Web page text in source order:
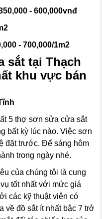
- 600,000vnđ
- 700,000/1m2
sắt tại Thạch
khu vực bán
5 thợ sơn sửa cửa sắt
bất kỳ lúc nào. Việc sơn
đặt trước. Để sáng hôm
trong ngày nhé.
của chúng tôi là cung
tốt nhất với mức giá
các kỹ thuật viên có
về đồ sắt ít nhất bậc 7 trở